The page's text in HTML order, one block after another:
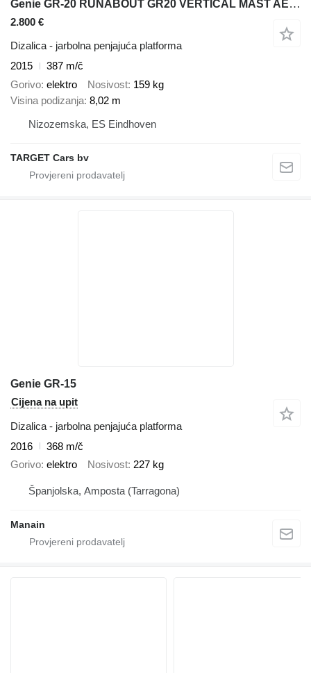
Genie GR-20 RUNABOUT GR20 VERTICAL MAST AERIAL WORK PLATFORM 03-15 802
2.800 €
Dizalica - jarbolna penjajuća platforma
2015
387 m/č
Gorivo elektro Nosivost 159 kg
Visina podizanja 8,02 m
Nizozemska, ES Eindhoven
TARGET Cars bv
Genie GR-15
Cijena na upit
Dizalica - jarbolna penjajuća platforma
2016
368 m/č
Gorivo elektro Nosivost 227 kg
Španjolska, Amposta (Tarragona)
Manain